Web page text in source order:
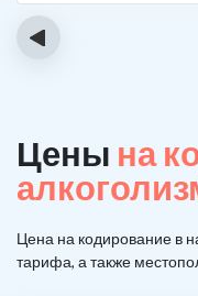
‹
Цены на
Цена на кодирование в
тарифа, а также